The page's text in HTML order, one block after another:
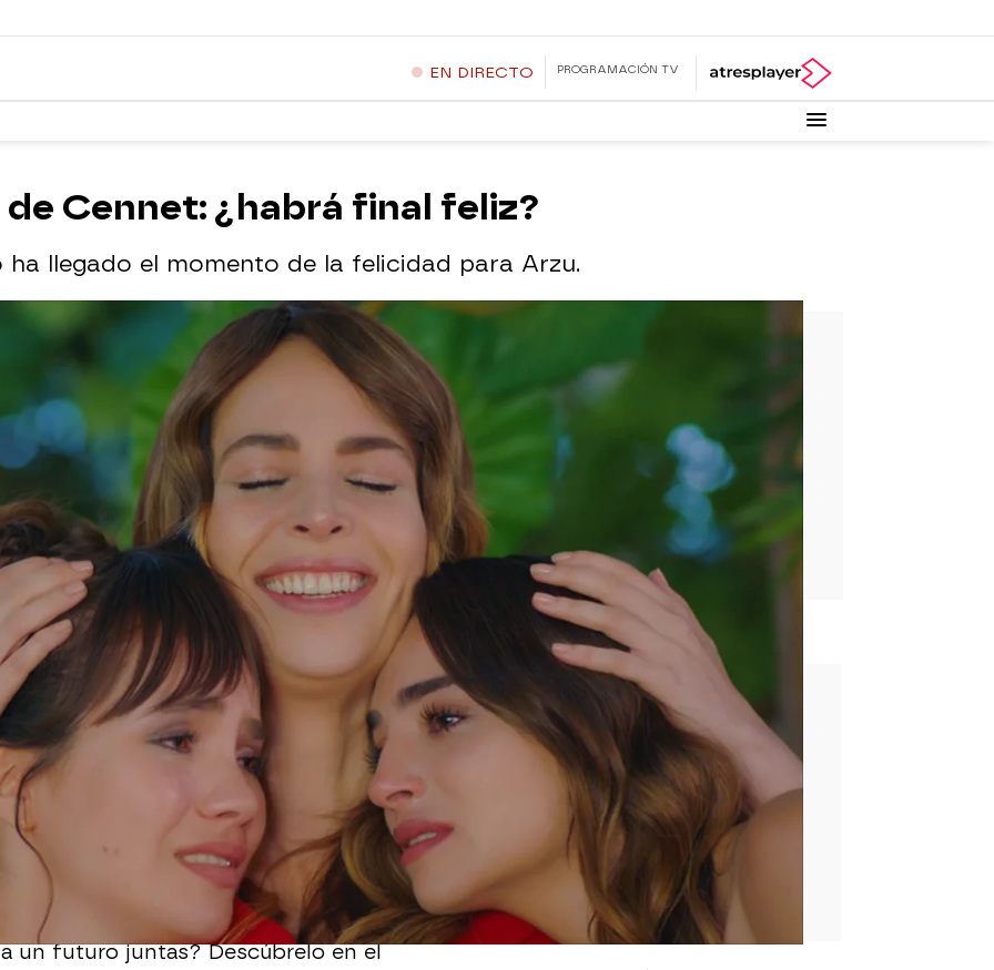
EN DIRECTO PROGRAMACIÓN TV
Cennet: ¿habrá final feliz?
llegado el momento de la felicidad para Arzu.
WhatsappFacebook
X Flipboard
para Cennet,
el de su boda. Por fin
los problemas y los sucesos
parecen olvidados.
Arzu y Cennet tienen esa
un futuro juntas? Descúbrelo en el